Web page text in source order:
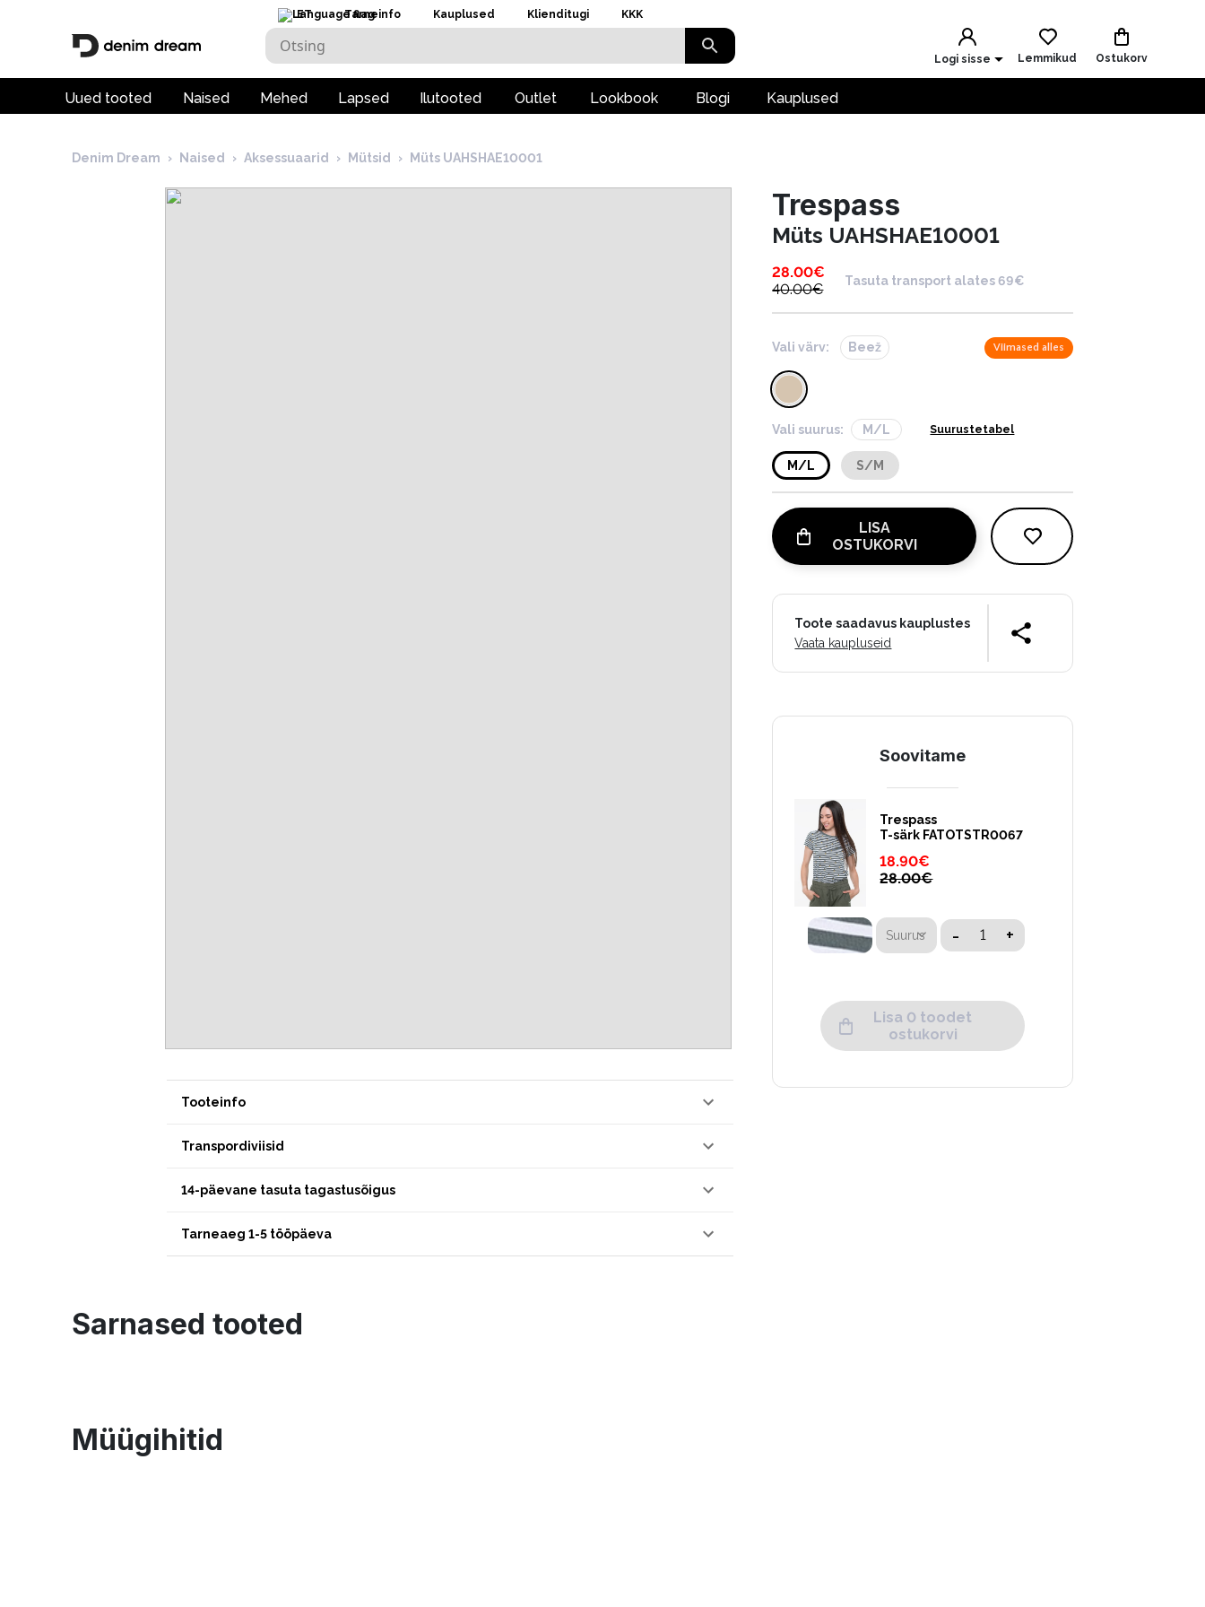
ET Tarneinfo Kauplused Klienditugi KKK
Logi sisse Lemmikud Ostukorv
Uued tooted Naised Mehed Lapsed Ilutooted Outlet Lookbook Blogi Kauplused
Denim Dream › Naised › Aksessuaarid › Mütsid › Müts UAHSHAE10001
Tooteinfo
Transpordiviisid
14-päevane tasuta tagastusõigus
Tarneaeg 1-5 tööpäeva
Trespass
Müts UAHSHAE10001
28.00€
40.00€
Tasuta transport alates 69€
Vali värv: Beež Viimased alles
Vali suurus: M/L Suurustetabel
M/L S/M
LISA
OSTUKORVI
Toote saadavus kauplustes
Vaata kaupluseid
Soovitame
Trespass
T-särk FATOTSTR0067
18.90€
28.00€
Suurus - +
Lisa 0 toodet
ostukorvi
Sarnased tooted
Müügihitid